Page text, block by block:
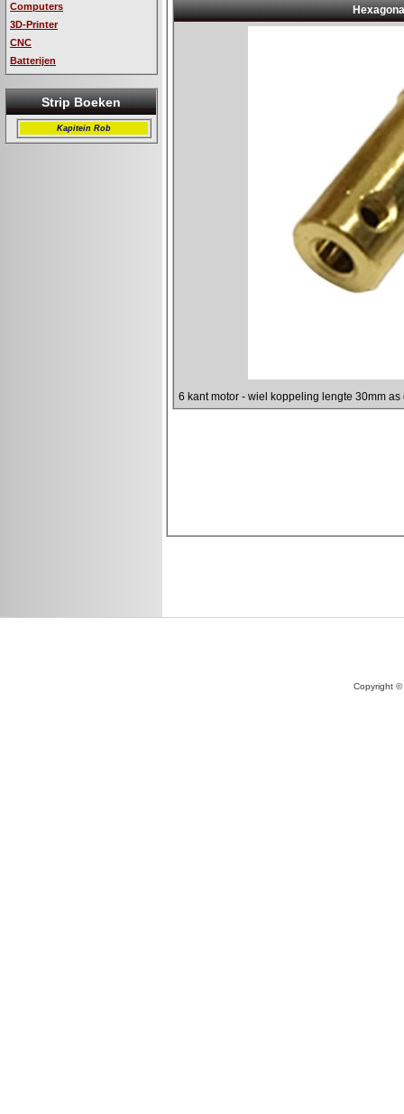
Computers
3D-Printer
CNC
Batterijen
Strip Boeken
Kapitein Rob
Copyright